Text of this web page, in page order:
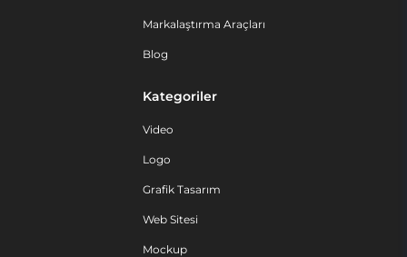
Markalaştırma Araçları
Blog
Kategoriler
Video
Logo
Grafik Tasarım
Web Sitesi
Mockup